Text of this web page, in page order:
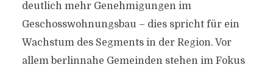
deutlich mehr Genehmigungen im
Geschosswohnungsbau – dies spricht für ein
Wachstum des Segments in der Region. Vor
allem berlinnahe Gemeinden stehen im Fokus